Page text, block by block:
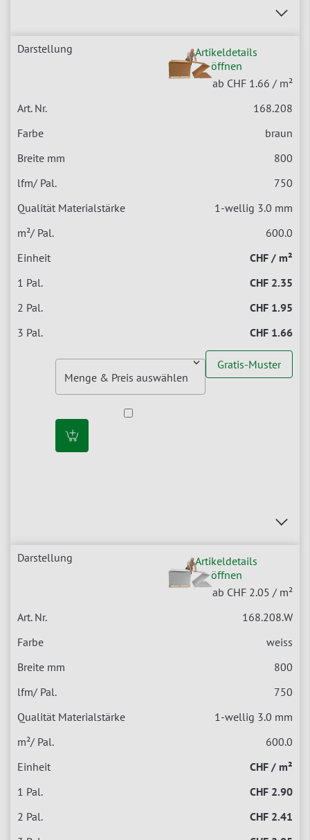
Artikeldetails
öffnen
ab CHF 1.66 / m²
168.208
braun
800
750
1-wellig 3.0 mm
600.0
CHF / m²
CHF 2.35
CHF 1.95
CHF 1.66
Gratis-Muster
Artikeldetails
öffnen
ab CHF 2.05 / m²
168.208.W
weiss
800
750
1-wellig 3.0 mm
600.0
CHF / m²
CHF 2.90
CHF 2.41